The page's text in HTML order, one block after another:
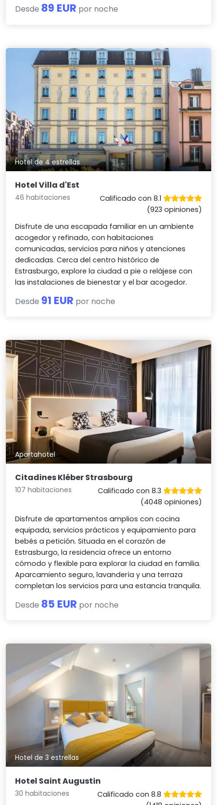
Desde 89 EUR por noche
Hotel de 4 estrellas
Hotel Villa d'Est
46 habitaciones
Calificado con 8.1
(923 opiniones)
Disfrute de una escapada familiar en un ambiente
acogedor y refinado, con habitaciones
comunicadas, servicios para niños y atenciones
dedicadas. Cerca del centro histórico de
Estrasburgo, explore la ciudad a pie o relájese con
las instalaciones de bienestar y el bar acogedor.
Desde 91 EUR por noche
Apartahotel
Citadines Kléber Strasbourg
107 habitaciones
Calificado con 8.3
(4048 opiniones)
Disfrute de apartamentos amplios con cocina
equipada, servicios prácticos y equipamiento para
bebés a petición. Situada en el corazón de
Estrasburgo, la residencia ofrece un entorno
cómodo y flexible para explorar la ciudad en familia.
Aparcamiento seguro, lavandería y una terraza
completan los servicios para una estancia tranquila.
Desde 85 EUR por noche
Hotel de 3 estrellas
Hotel Saint Augustin
30 habitaciones
Calificado con 8.8